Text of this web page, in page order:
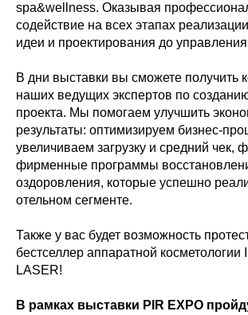
spa&wellness. Оказывая
содействие на всех этапах
идеи и проектирования до
В дни выставки вы сможете получить
наших ведущих экспертов по
проекта. Мы помогаем улучшить
результаты: оптимизируем бизнес-
увеличиваем загрузку и средний чек,
фирменные программы
оздоровления, которые успешно
отельном сегменте.
Также у вас будет возможность
бестселлер аппаратной косметологии
LASER!
В рамках выставки PIR EXPO